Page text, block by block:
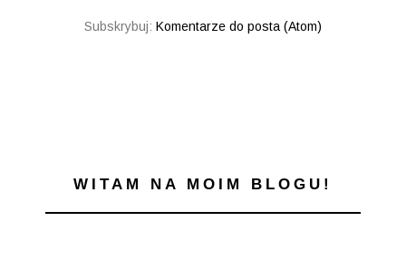
Subskrybuj: Komentarze do posta (Atom)
WITAM NA MOIM BLOGU!